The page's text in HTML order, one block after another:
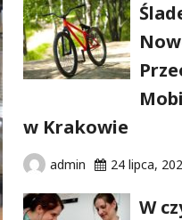
w Krakowie
admin 24 lipca,
W